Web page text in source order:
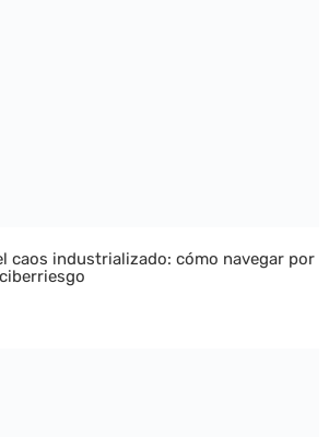
caos industrializado: cómo navegar por